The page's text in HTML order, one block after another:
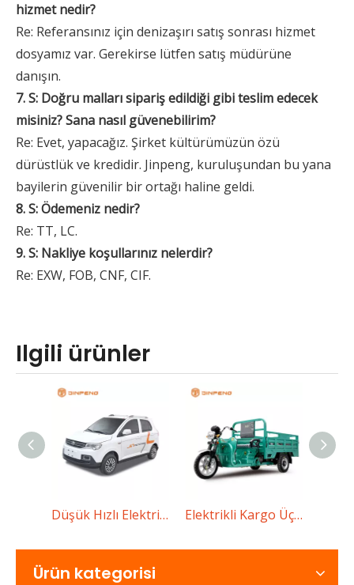
hizmet nedir?
Re: Referansınız için denizaşırı satış sonrası hizmet
dosyamız var. Gerekirse lütfen satış müdürüne
danışın.
7. S: Doğru malları sipariş edildiği gibi teslim edecek
misiniz? Sana nasıl güvenebilirim?
Re: Evet, yapacağız. Şirket kültürümüzün özü
dürüstlük ve kredidir. Jinpeng, kuruluşundan bu yana
bayilerin güvenilir bir ortağı haline geldi.
8. S: Ödemeniz nedir?
Re: TT, LC.
9. S: Nakliye koşullarınız nelerdir?
Re: EXW, FOB, CNF, CIF.
Ilgili ürünler
Elektrikli kargo üç tekerlekli bisiklet C-QL150 Düşük Hızlı Elektrikli Araba D90
Ürün kategorisi
Alıcılar Düşük Hızlı Elektrikli Araba Seçerken Neleri Kontrol Etmeli?